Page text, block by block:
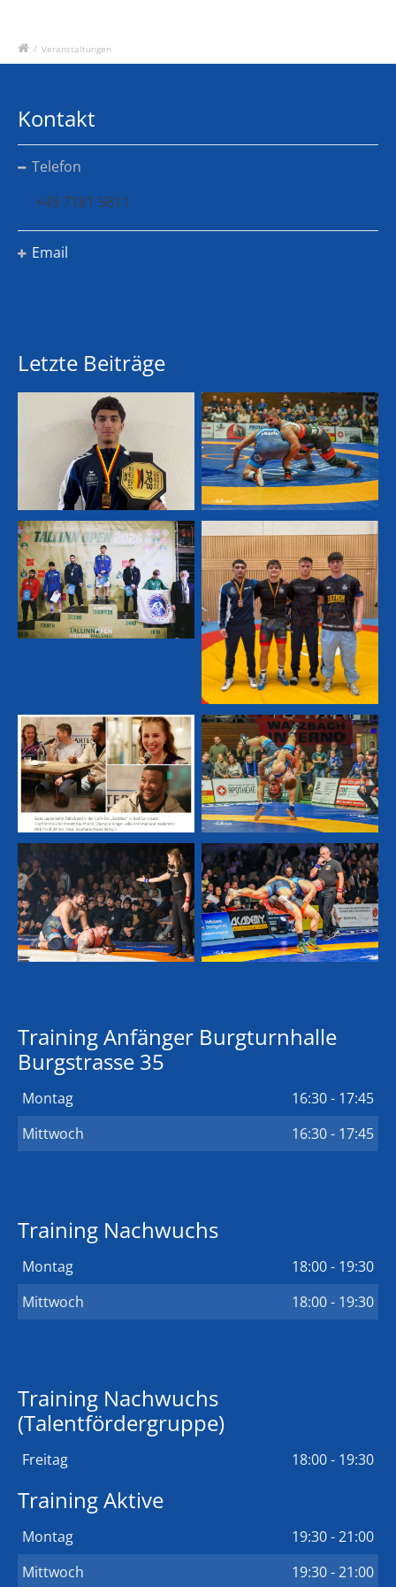
/ Veranstaltungen
Kontakt
Telefon
+49 7181 5811
Email
Letzte Beiträge
Training Anfänger Burgturnhalle
Burgstrasse 35
Montag
16:30 - 17:45
Mittwoch
16:30 - 17:45
Training Nachwuchs
Montag
18:00 - 19:30
Mittwoch
18:00 - 19:30
Training Nachwuchs
(Talentfördergruppe)
Freitag 18:00 - 19:30
Training Aktive
Montag
19:30 - 21:00
Mittwoch
19:30 - 21:00